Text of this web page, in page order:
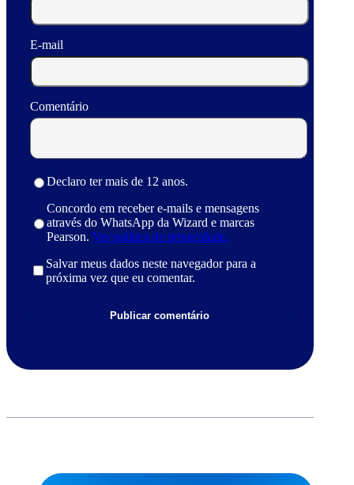
E-mail
Comentário
Declaro ter mais de 12 anos.
Concordo em receber e-mails e mensagens
através do WhatsApp da Wizard e marcas
Pearson. Ver política de privacidade.
Salvar meus dados neste navegador para a
próxima vez que eu comentar.